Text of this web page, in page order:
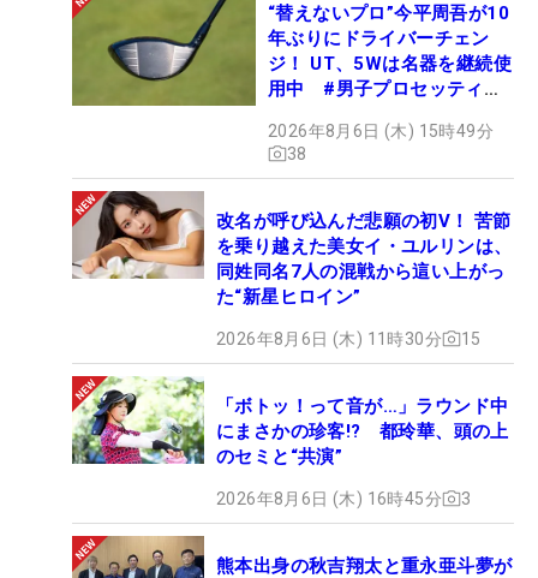
“替えないプロ”今平周吾が10
年ぶりにドライバーチェン
ジ！ UT、5Wは名器を継続使
用中 #男子プロセッティン
2026年8月6日 (木) 15時49分
38
改名が呼び込んだ悲願の初V！ 苦節
を乗り越えた美女イ・ユルリンは、
同姓同名7人の混戦から這い上がっ
た“新星ヒロイン”
2026年8月6日 (木) 11時30分 15
「ボトッ！って音が…」ラウンド中
にまさかの珍客!? 都玲華、頭の上
のセミと“共演”
2026年8月6日 (木) 16時45分 3
熊本出身の秋吉翔太と重永亜斗夢が